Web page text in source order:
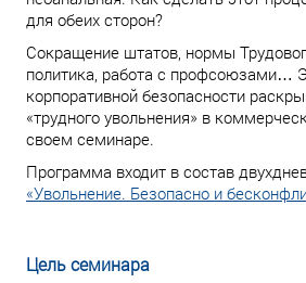
для обеих сторон?
Сокращение штатов, нормы
политика, работа с профсоюзами…
корпоративной безопасности
«трудного увольнения» в
своем семинаре.
Программа входит в состав
«Увольнение. Безопасно и
Цель семинара